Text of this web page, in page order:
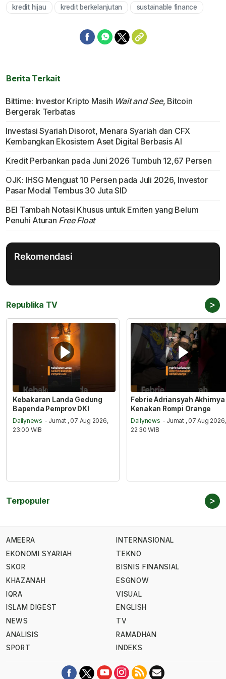
kredit hijau kredit berkelanjutan sustainable finance
Berita Terkait
Bittime: Investor Kripto Masih Wait and See, Bitcoin
Bergerak Terbatas
Investasi Syariah Disorot, Menara Syariah dan CFX
Kembangkan Ekosistem Aset Digital Berbasis AI
Kredit Perbankan pada Juni 2026 Tumbuh 12,67 Persen
OJK: IHSG Menguat 10 Persen pada Juli 2026, Investor
Pasar Modal Tembus 30 Juta SID
BEI Tambah Notasi Khusus untuk Emiten yang Belum
Penuhi Aturan Free Float
Rekomendasi
Republika TV >
Kebakaran Landa Gedung
Bapenda Pemprov DKI
Dailynews - Jumat , 07 Aug 2026,
23:00 WIB
Febrie Adriansyah Akhirnya
Kenakan Rompi Orange
Dailynews - Jumat , 07 Aug 2026,
22:30 WIB
Terpopuler >
AMEERA
EKONOMI SYARIAH
SKOR
KHAZANAH
IQRA
ISLAM DIGEST
NEWS
ANALISIS
SPORT
INTERNASIONAL
TEKNO
BISNIS FINANSIAL
ESGNOW
VISUAL
ENGLISH
TV
RAMADHAN
INDEKS